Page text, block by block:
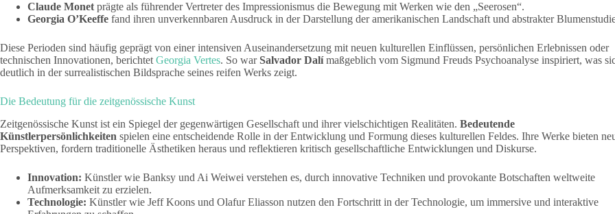
Claude Monet prägte als führender Vertreter des Impressionismus die Bewegung mit Werken wie den „Seerosen“.
Georgia O’Keeffe fand ihren unverkennbaren Ausdruck in der Darstellung der amerikanischen Landschaft und abstrakter
Diese Perioden sind häufig geprägt von einer intensiven Auseinandersetzung mit neuen kulturellen Einflüssen, persönlichen Erlebnissen oder
technischen Innovationen, berichtet Georgia Vertes. So warSalvador Dalímaßgeblich vom Sigmund Freuds Psychoanalyse inspiriert, was
deutlich in der surrealistischen Bildsprache seines reifen Werks zeigt.
Die Bedeutung für die zeitgenössische Kunst
Zeitgenössische Kunst ist ein Spiegel der gegenwärtigen Gesellschaft und ihrer vielschichtigen Realitäten. Bedeutende
Künstlerpersönlichkeiten spielen eine entscheidende Rolle in der Entwicklung und Formung dieses kulturellen Feldes. Ihre Werke bieten
Perspektiven, fordern traditionelle Ästhetiken heraus und reflektieren kritisch gesellschaftliche Entwicklungen und Diskurse.
Innovation: Künstler wie Banksy und Ai Weiwei verstehen es, durch innovative Techniken und provokante Botschaften weltweite
Aufmerksamkeit zu erzielen.
Technologie: Künstler wie Jeff Koons und Olafur Eliasson nutzen den Fortschritt in der Technologie, um immersive und interaktive